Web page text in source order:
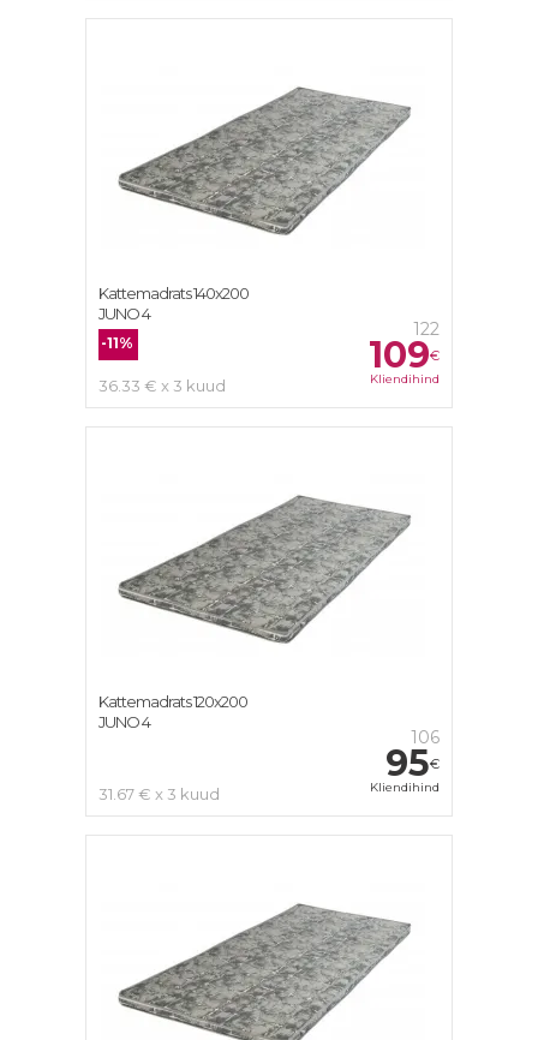
122
109€
Kliendihind
-11%
36.33 € x 3 kuud
Kattemadrats 140x200
JUNO 4
106
95€
Kliendihind
31.67 € x 3 kuud
Kattemadrats 120x200
JUNO 4